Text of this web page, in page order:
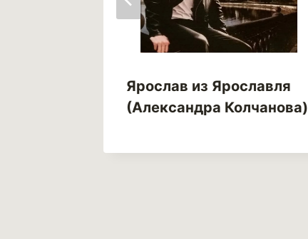
Ярослав из Ярославля
(Александра Колчанова)